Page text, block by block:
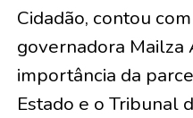
Cidadão, contou
governadora Mailza
importância da
Estado e o Tribunal